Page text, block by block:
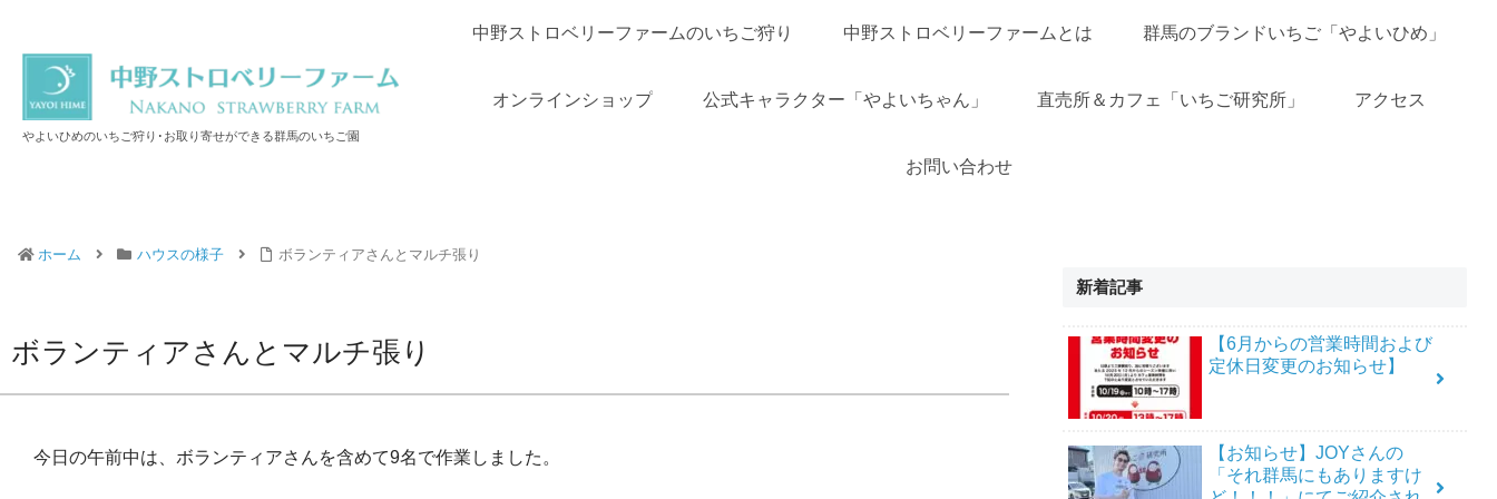
やよいひめのいちご狩り･お取り寄せができる群馬のいちご園
中野ストロベリーファームのいちご狩り 中野ストロベリーファームとは 群馬のブランドいちご「やよいひめ」
オンラインショップ 公式キャラクター「やよいちゃん」 直売所＆カフェ「いちご研究所」 アクセス
お問い合わせ
ホーム ハウスの様子 ボランティアさんとマルチ張り
ボランティアさんとマルチ張り
今日の午前中は、ボランティアさんを含めて9名で作業しました。
新着記事
【6月からの営業時間および
定休日変更のお知らせ】
【お知らせ】JOYさんの
「それ群馬にもありますけ